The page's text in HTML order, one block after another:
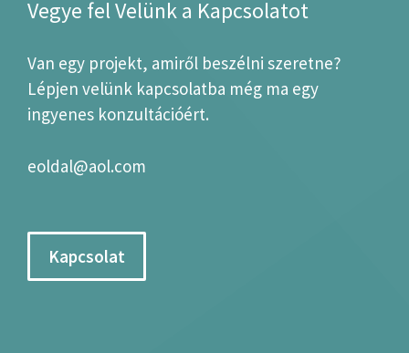
Vegye fel Velünk a Kapcsolatot
Van egy projekt, amiről beszélni szeretne?
Lépjen velünk kapcsolatba még ma egy
ingyenes konzultációért.
eoldal@aol.com
Kapcsolat